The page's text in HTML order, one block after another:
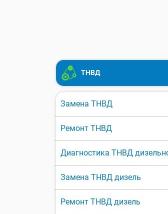
ТНВД
Замена ТНВД
Ремонт ТНВД
Диагностика ТНВД
Замена ТНВД дизель
Ремонт ТНВД дизель